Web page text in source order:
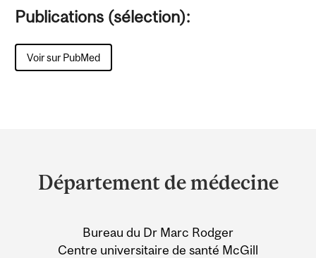
Publications (sélection):
Voir sur PubMed
and
University
Information
Département de médecine
Bureau du Dr Marc Rodger
Centre universitaire de santé McGill